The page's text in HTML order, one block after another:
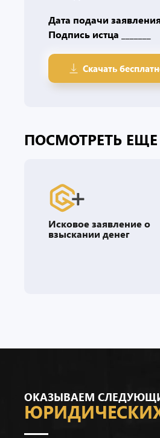
Дата подачи заявления
Подпись истца _______
Скачать
ПОСМОТРЕТЬ ЕЩЕ
Исковое заявление о
взыскании денег
ОКАЗЫВАЕМ